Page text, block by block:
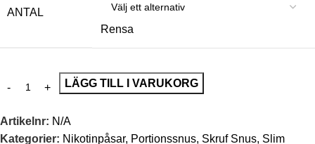
ANTAL
Rensa
LÄGG TILL I VARUKORG
Artikelnr: N/A
Kategorier: Nikotinpåsar, Portionssnus, Skruf Snus, Slim